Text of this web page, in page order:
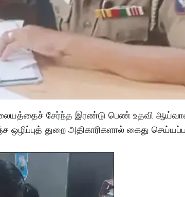
சேர்ந்த இரண்டு பெண் உதவி
ஒழிப்புத் துறை அதிகாரிகளால் கைது